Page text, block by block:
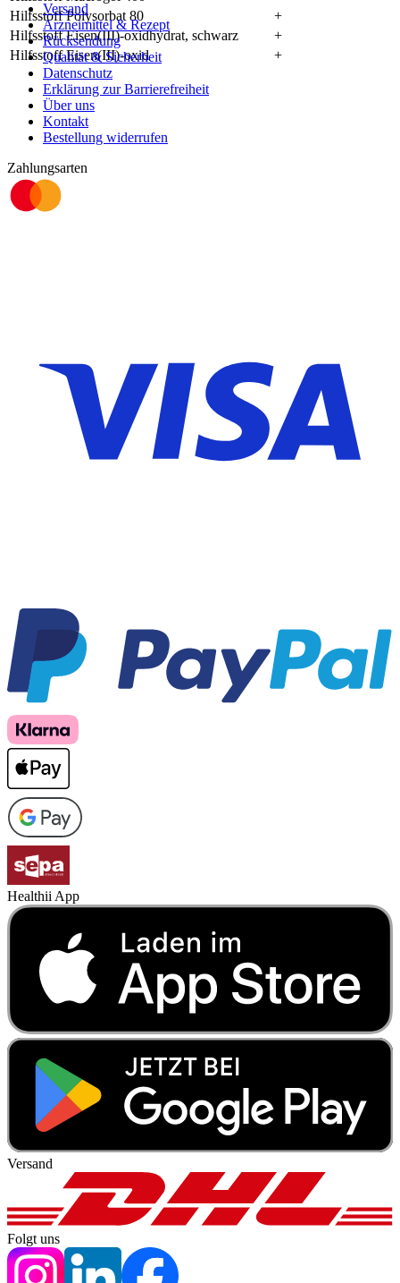
Hilfsstoff Polysorbat 80
+
Hilfsstoff Eisen(III)-oxidhydrat, schwarz
+
Hilfsstoff Eisen(III)-oxid
+
Versand
Arzneimittel & Rezept
Rücksendung
Qualität & Sicherheit
Datenschutz
Erklärung zur Barrierefreiheit
Über uns
Kontakt
Bestellung widerrufen
Zahlungsarten
Healthii App
Versand
Folgt uns